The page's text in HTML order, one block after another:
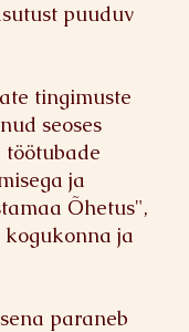
puuduv
tingimuste
seoses
töötubade
ja
Õhetus",
ja
paraneb